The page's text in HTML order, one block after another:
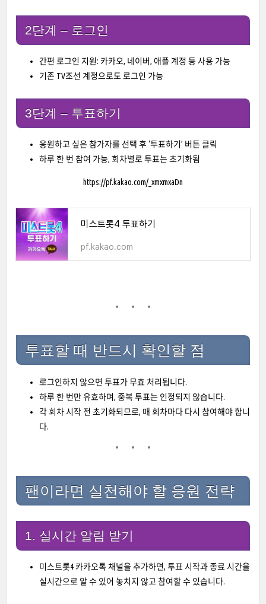
2단계 – 로그인
간편 로그인 지원: 카카오, 네이버, 애플 계정 등 사용 가능
기존 TV조선 계정으로도 로그인 가능
3단계 – 투표하기
응원하고 싶은 참가자를 선택 후 ‘투표하기’ 버튼 클릭
하루 한 번 참여 가능, 회차별로 투표는 초기화됨
https://pf.kakao.com/_xmxmxaDn
미스트롯4 투표하기
pf.kakao.com
투표할 때 반드시 확인할 점
로그인하지 않으면 투표가 무효 처리됩니다.
하루 한 번만 유효하며, 중복 투표는 인정되지 않습니다.
각 회차 시작 전 초기화되므로, 매 회차마다 다시 참여해야 합니
다.
팬이라면 실천해야 할 응원 전략
1. 실시간 알림 받기
미스트롯4 카카오톡 채널을 추가하면, 투표 시작과 종료 시간을
실시간으로 알 수 있어 놓치지 않고 참여할 수 있습니다.